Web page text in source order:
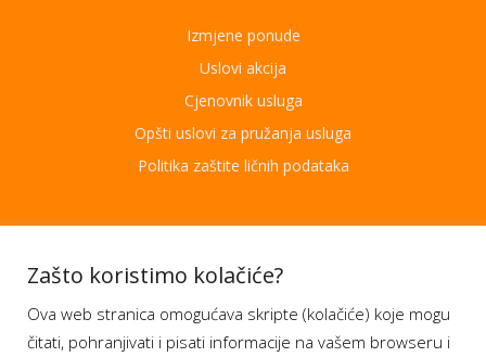
Izmjene ponude
Uslovi akcija
Cjenovnik usluga
Opšti uslovi za pružanja usluga
Politika zaštite ličnih podataka
Aplikacije
Moj BH Telecom
Dostupnost usluga
Zašto koristimo kolačiće?
Ova web stranica omogućava skripte (kolačiće) koje mogu
čitati, pohranjivati i pisati informacije na vašem browseru i